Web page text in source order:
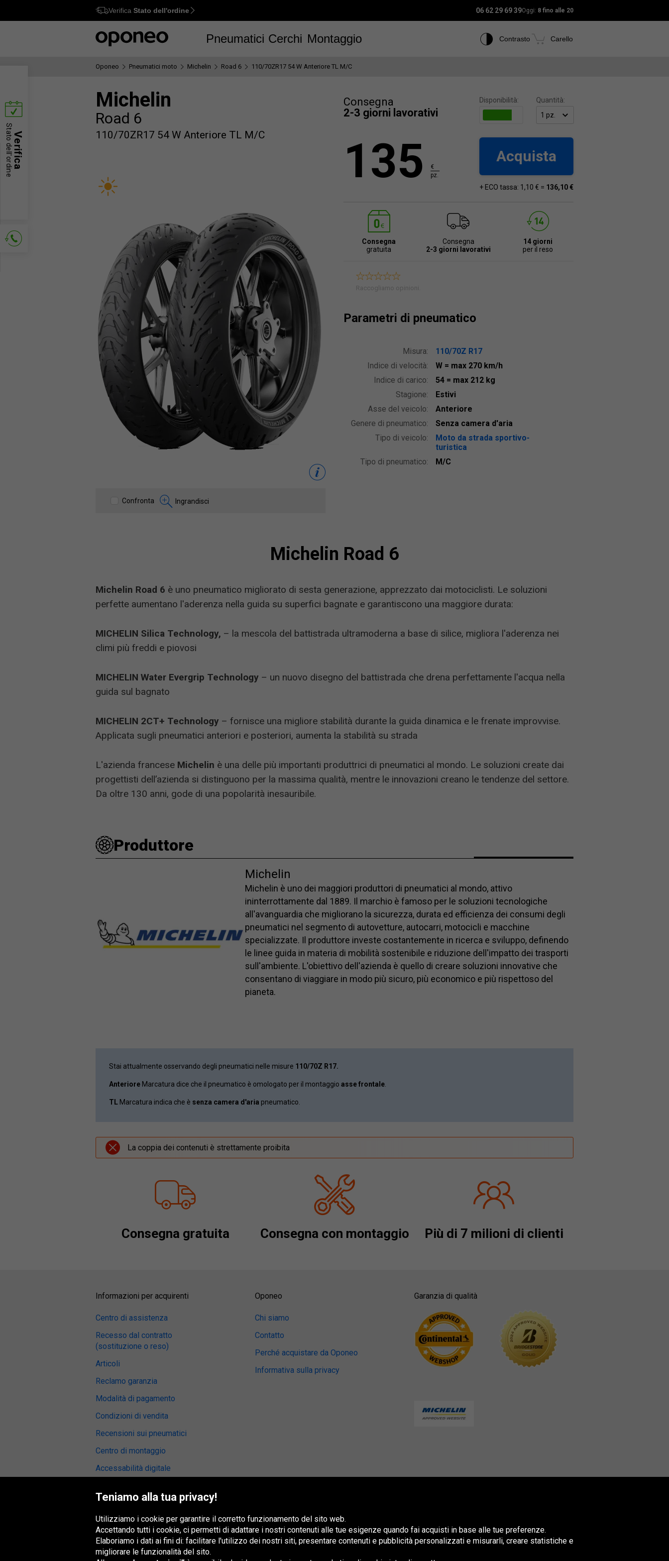
Ctrl M
Verifica Stato dell'ordine 06 62 29 69 39Oggi: 8 fino alle 20
Pneumatici Cerchi Montaggio Contrasto Carello
Oponeo Pneumatici moto Michelin Road 6 110/70ZR17 54 W Anteriore TL M/C
Michelin
Road 6
110/70ZR17 54 W Anteriore TL M/C
Confronta Ingrandisci
Consegna
2-3 giorni lavorativi
Disponibilità: Quantità:
135
€
pz.
Acquista
+ ECO tassa: 1,10 € = 136,10 €
Consegna
gratuita
Consegna
2-3 giorni lavorativi
14 giorni
per il reso
Raccogliamo opinioni.
Parametri di pneumatico
Misura:
110/70Z R17
Indice di velocità:
W = max 270 km/h
Indice di carico:
54 = max 212 kg
Stagione:
Estivi
Asse del veicolo:
Anteriore
Genere di pneumatico:
Senza camera d'aria
Tipo di veicolo:
Moto da strada sportivo-
turistica
Tipo di pneumatico:
M/C
Michelin Road 6
Michelin Road 6 è uno pneumatico migliorato di sesta generazione, apprezzato dai motociclisti. Le soluzioni
perfette aumentano l'aderenza nella guida su superfici bagnate e garantiscono una maggiore durata:
MICHELIN Silica Technology, – la mescola del battistrada ultramoderna a base di silice, migliora l'aderenza nei
climi più freddi e piovosi
MICHELIN Water Evergrip Technology – un nuovo disegno del battistrada che drena perfettamente l'acqua nella
guida sul bagnato
MICHELIN 2CT+ Technology – fornisce una migliore stabilità durante la guida dinamica e le frenate improvvise.
Applicata sugli pneumatici anteriori e posteriori, aumenta la stabilità su strada
L'azienda francese Michelin è una delle più importanti produttrici di pneumatici al mondo. Le soluzioni create dai
progettisti dell’azienda si distinguono per la massima qualità, mentre le innovazioni creano le tendenze del settore.
Da oltre 130 anni, gode di una popolarità inesauribile.
Produttore
Michelin
Michelin è uno dei maggiori produttori di pneumatici al mondo, attivo
ininterrottamente dal 1889. Il marchio è famoso per le soluzioni tecnologiche
all'avanguardia che migliorano la sicurezza, durata ed efficienza dei consumi degli
pneumatici nel segmento di autovetture, autocarri, motocicli e macchine
specializzate. Il produttore investe costantemente in ricerca e sviluppo, definendo
le linee guida in materia di mobilità sostenibile e riduzione dell'impatto dei trasporti
sull'ambiente. L'obiettivo dell'azienda è quello di creare soluzioni innovative che
consentano di viaggiare in modo più sicuro, più economico e più rispettoso del
pianeta.
Stai attualmente osservando degli pneumatici nelle misure 110/70Z R17.
Anteriore Marcatura dice che il pneumatico è omologato per il montaggio asse frontale
TL Marcatura indica che è senza camera d'aria pneumatico.
La coppia dei contenuti è strettamente proibita
Consegna gratuita Consegna con montaggio Più di 7 milioni di clienti
Verifica
Stato dell'ordine
Informazioni per acquirenti
Centro di assistenza
Recesso dal contratto
(sostituzione o reso)
Articoli
Reclamo garanzia
Modalità di pagamento
Condizioni di vendita
Recensioni sui pneumatici
Centro di montaggio
Accessabilità digitale
Oponeo
Chi siamo
Contatto
Perché acquistare da Oponeo
Informativa sulla privacy
Garanzia di qualità
Gruppo Oponeo
Teniamo alla tua privacy!
Utilizziamo i cookie per garantire il corretto funzionamento del sito web.
Accettando tutti i cookie, ci permetti di adattare i nostri contenuti alle tue esigenze quando fai acquisti in base alle tue preferenze.
Elaboriamo i dati ai fini di: facilitare l'utilizzo dei nostri siti, presentare contenuti e pubblicità personalizzati e misurarli, creare statistiche e
migliorare le funzionalità del sito.